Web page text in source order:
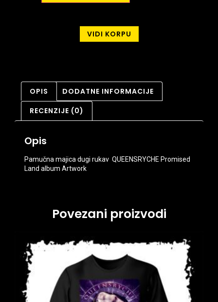
VIDI KORPU
OPIS DODATNE INFORMACIJE
RECENZIJE (0)
Opis
Pamučna majica dugi rukav QUEENSRYCHE Promised
Land album Artwork
Povezani proizvodi